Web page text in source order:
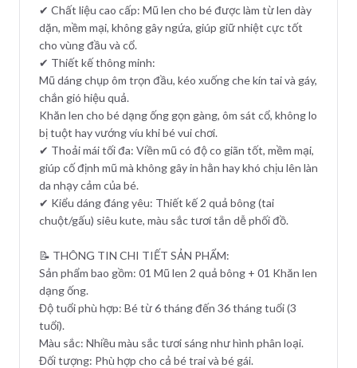
✔ Chất liệu cao cấp: Mũ len cho bé được làm từ len dày
dặn, mềm mại, không gây ngứa, giúp giữ nhiệt cực tốt
cho vùng đầu và cổ.
✔ Thiết kế thông minh:
Mũ dáng chụp ôm trọn đầu, kéo xuống che kín tai và gáy,
chắn gió hiệu quả.
Khăn len cho bé dạng ống gọn gàng, ôm sát cổ, không lo
bị tuột hay vướng víu khi bé vui chơi.
✔ Thoải mái tối đa: Viền mũ có độ co giãn tốt, mềm mại,
giúp cố định mũ mà không gây in hằn hay khó chịu lên làn
da nhạy cảm của bé.
✔ Kiểu dáng đáng yêu: Thiết kế 2 quả bông (tai
chuột/gấu) siêu kute, màu sắc tươi tắn dễ phối đồ.
📝 THÔNG TIN CHI TIẾT SẢN PHẨM:
Sản phẩm bao gồm: 01 Mũ len 2 quả bông + 01 Khăn len
dạng ống.
Độ tuổi phù hợp: Bé từ 6 tháng đến 36 tháng tuổi (3
tuổi).
Màu sắc: Nhiều màu sắc tươi sáng như hình phân loại.
Đối tượng: Phù hợp cho cả bé trai và bé gái.